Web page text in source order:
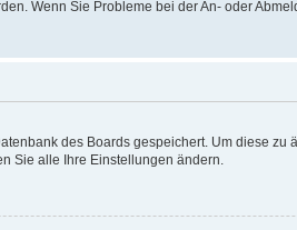
Wenn Sie Probleme bei der An- oder
des Boards gespeichert. Um diese
Sie alle Ihre Einstellungen ändern.